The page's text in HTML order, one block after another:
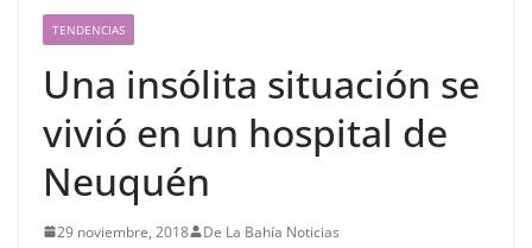
TENDENCIAS
Una insólita situación se
vivió en un hospital de
Neuquén
29 noviembre, 2018 De La Bahía Noticias